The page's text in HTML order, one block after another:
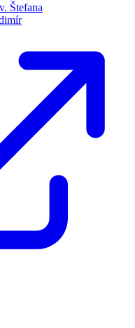
Štefana